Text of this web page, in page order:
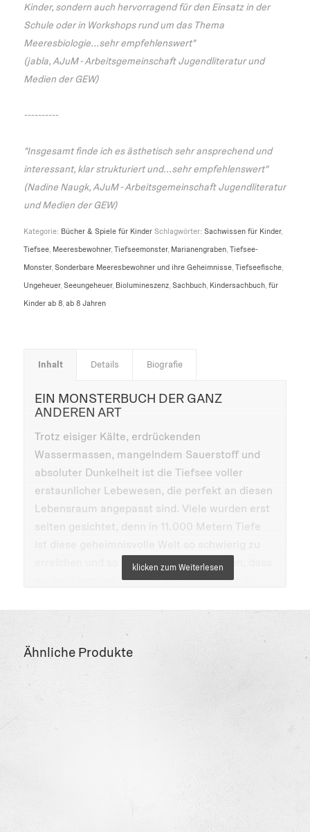
Kinder, sondern auch hervorragend für den Einsatz in der
Schule oder in Workshops rund um das Thema
Meeresbiologie...sehr empfehlenswert"
(jabla, AJuM - Arbeitsgemeinschaft Jugendliteratur und
Medien der GEW)
----------
"Insgesamt finde ich es ästhetisch sehr ansprechend und
interessant, klar strukturiert und...sehr empfehlenswert"
(Nadine Naugk, AJuM - Arbeitsgemeinschaft Jugendliteratur
und Medien der GEW)
Kategorie: Bücher & Spiele für Kinder Schlagwörter: Sachwissen für Kinder,
Tiefsee, Meeresbewohner, Tiefseemonster, Marianengraben, Tiefsee-
Monster, Sonderbare Meeresbewohner und ihre Geheimnisse, Tiefseefische,
Ungeheuer, Seeungeheuer, Biolumineszenz, Sachbuch, Kindersachbuch, für
Kinder ab 8, ab 8 Jahren
Inhalt Details Biografie
EIN MONSTERBUCH DER GANZ
ANDEREN ART
Trotz eisiger Kälte, erdrückenden
Wassermassen, mangelndem Sauerstoff und
absoluter Dunkelheit ist die Tiefsee voller
erstaunlicher Lebewesen, die perfekt an diesen
Lebensraum angepasst sind. Viele wurden erst
selten gesichtet, denn in 11.000 Metern Tiefe
erreichen und so gefährlich zu erforschen, dass
wir weit weniger über sie wissen als über die
Illustrationen und mit spannenden Fakten
präsentiert das unterhaltsame Kinderbuch ihre
merkwürdigsten Bewohner.
seltsam, wunderbar und staunenswert –
eine Expedition in unbekannte Gewässer
Drachenfisch bis Nasenhai – diese
Seeungeheuer gibt es wirklich
überleben Tiere in der Tiefsee?
Tiefsee-Spezialeffekt durch leuchtende
Neonfarben
Ähnliche Produkte